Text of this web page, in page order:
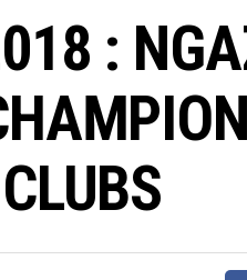
: